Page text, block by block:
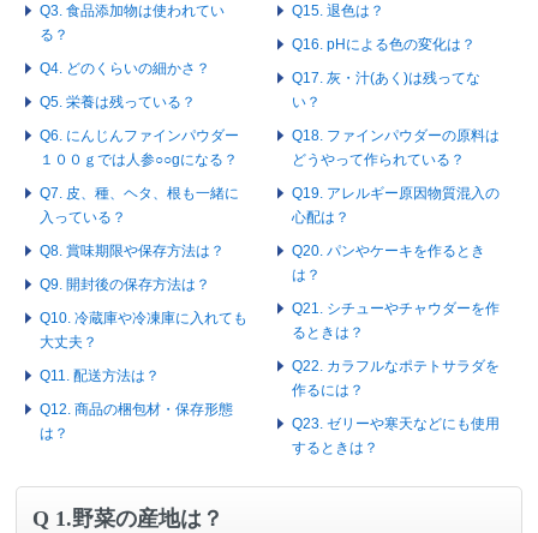
Q3. 食品添加物は使われてい
る？
Q4. どのくらいの細かさ？
Q5. 栄養は残っている？
Q6. にんじんファインパウダー
１００ｇでは人参○○gになる？
Q7. 皮、種、ヘタ、根も一緒に
入っている？
Q8. 賞味期限や保存方法は？
Q9. 開封後の保存方法は？
Q10. 冷蔵庫や冷凍庫に入れても
大丈夫？
Q11. 配送方法は？
Q12. 商品の梱包材・保存形態
は？
Q15. 退色は？
Q16. pHによる色の変化は？
Q17. 灰・汁(あく)は残ってな
い？
Q18. ファインパウダーの原料は
どうやって作られている？
Q19. アレルギー原因物質混入の
心配は？
Q20. パンやケーキを作るとき
は？
Q21. シチューやチャウダーを作
るときは？
Q22. カラフルなポテトサラダを
作るには？
Q23. ゼリーや寒天などにも使用
するときは？
1.野菜の産地は？